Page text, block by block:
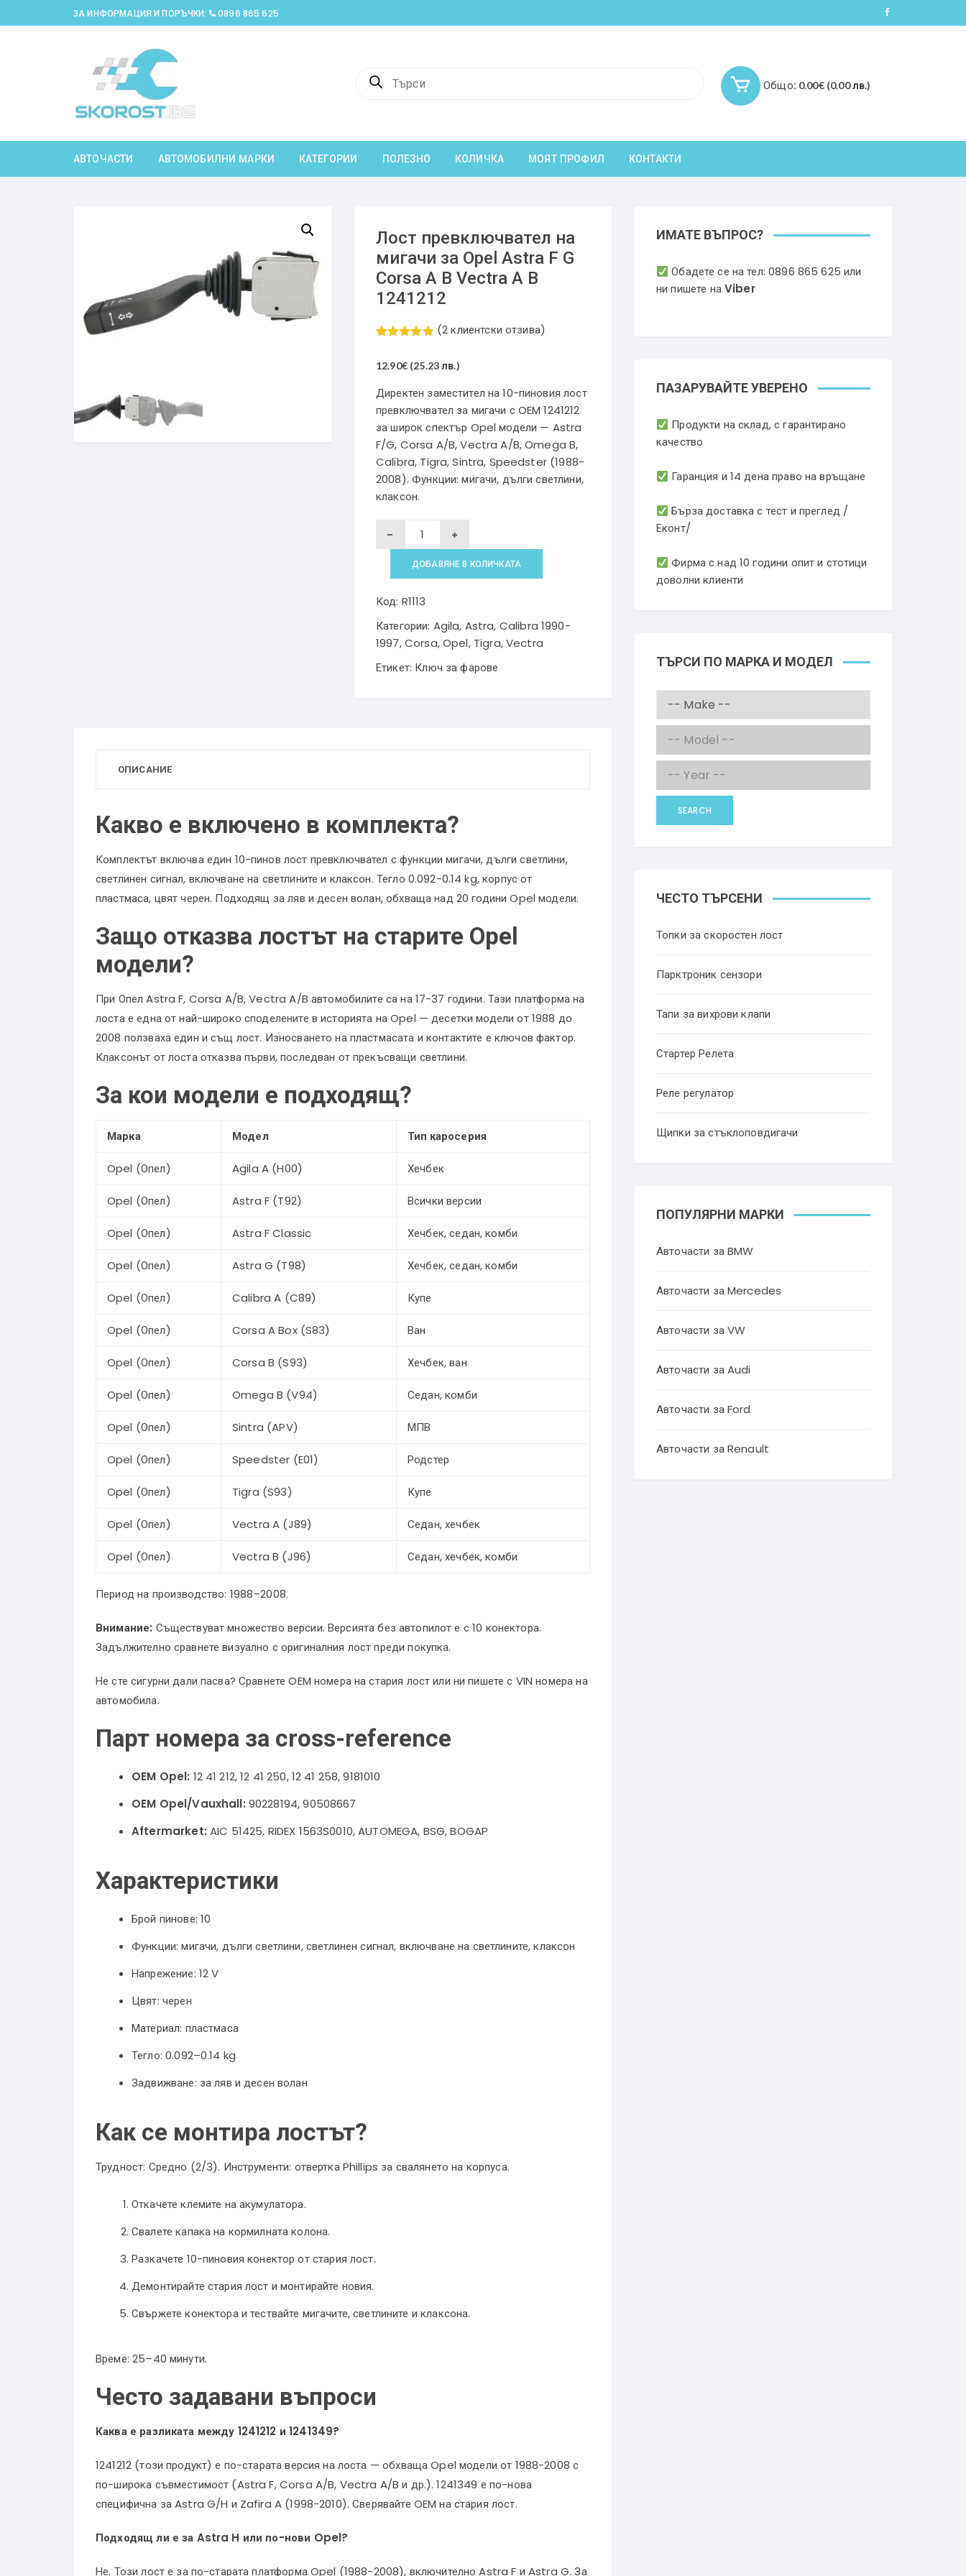
to
ЗА ИНФОРМАЦИЯ И ПОРЪЧКИ: 0896 865 625
Products
Общо: 0.00€ (0.00 лв.)
АВТОЧАСТИ АВТОМОБИЛНИ МАРКИ КАТЕГОРИИ ПОЛЕЗНО КОЛИЧКА МОЯТ ПРОФИЛ КОНТАКТИ
Лост превключвател на
мигачи за Opel Astra F G
Corsa A B Vectra A B
1241212
базирано
потребител
ски оценки
(2клиентски отзива)
12.90€ (25.23 лв.)
Директен заместител на 10-пиновия лост
превключвател за мигачи с OEM 1241212
за широк спектър Opel модели — Astra
F/G, Corsa A/B, Vectra A/B, Omega B,
Calibra, Tigra, Sintra, Speedster (1988-
2008). Функции: мигачи, дълги светлини,
клаксон.
количество
за
Лост
превключвател
мигачи
Vectra
B
1241212
ДОБАВЯНЕ В КОЛИЧКАТА
Код: R1113
Категории: Agila, Astra, Calibra 1990-
1997,Corsa,Opel, Tigra,Vectra
Етикет: Ключ за фарове
ОПИСАНИЕ
Какво е включено в комплекта?
Комплектът включва един 10-пинов лост превключвател с функции мигачи, дълги светлини,
светлинен сигнал, включване на светлините и клаксон. Тегло 0.092-0.14 kg, корпус от
пластмаса, цвят черен. Подходящ за ляв и десен волан, обхваща над 20 години Opel модели.
Защо отказва лостът на старите Opel
модели?
При Опел Astra F, Corsa A/B, Vectra A/B автомобилите са на 17-37 години. Тази платформа на
лоста е една от най-широко споделените в историята на Opel — десетки модели от 1988 до
2008 ползваха един и същ лост. Износването на пластмасата и контактите е ключов фактор.
Клаксонът от лоста отказва първи, последван от прекъсващи светлини.
За кои модели е подходящ?
Марка Модел Тип каросерия
Opel (Опел) Agila A (H00) Хечбек
Opel (Опел) Astra F (T92) Всички версии
Opel (Опел) Astra F Classic Хечбек, седан, комби
Opel (Опел) Astra G (T98) Хечбек, седан, комби
Opel (Опел) Calibra A (C89) Купе
Opel (Опел) Corsa A Box (S83) Ван
Opel (Опел) Corsa B (S93) Хечбек, ван
Opel (Опел) Omega B (V94) Седан, комби
Opel (Опел) Sintra (APV) МПВ
Opel (Опел) Speedster (E01) Родстер
Opel (Опел) Tigra (S93) Купе
Opel (Опел) Vectra A (J89) Седан, хечбек
Opel (Опел) Vectra B (J96) Седан, хечбек, комби
Период на производство: 1988–2008.
Внимание: Съществуват множество версии. Версията без автопилот е с 10 конектора.
Задължително сравнете визуално с оригиналния лост преди покупка.
Не сте сигурни дали пасва? Сравнете OEM номера на стария лост или ни пишете с VIN номера на
автомобила.
Парт номера за cross-reference
OEM Opel: 12 41 212, 12 41 250, 12 41 258, 9181010
OEM Opel/Vauxhall: 90228194, 90508667
Aftermarket: AIC 51425, RIDEX 1563S0010, AUTOMEGA, BSG, BOGAP
Характеристики
Брой пинове: 10
Функции: мигачи, дълги светлини, светлинен сигнал, включване на светлините, клаксон
Напрежение: 12 V
Цвят: черен
Материал: пластмаса
Тегло: 0.092–0.14 kg
Задвижване: за ляв и десен волан
Как се монтира лостът?
Трудност: Средно (2/3). Инструменти: отвертка Phillips за свалянето на корпуса.
Откачете клемите на акумулатора.
Свалете капака на кормилната колона.
Разкачете 10-пиновия конектор от стария лост.
Демонтирайте стария лост и монтирайте новия.
Свържете конектора и тествайте мигачите, светлините и клаксона.
Време: 25–40 минути.
Често задавани въпроси
Каква е разликата между 1241212 и 1241349?
1241212 (този продукт) е по-старата версия на лоста — обхваща Opel модели от 1988-2008 с
по-широка съвместимост (Astra F, Corsa A/B, Vectra A/B и др.). 1241349 е по-нова
специфична за Astra G/H и Zafira A (1998-2010). Сверявайте OEM на стария лост.
Подходящ ли е за Astra H или по-нови Opel?
Не. Този лост е за по-старата платформа Opel (1988-2008), включително Astra F и Astra G. За
ИМАТЕ ВЪПРОС?
Обадете се на тел:0896 865 625 или
ни пишете наViber
ПАЗАРУВАЙТЕ УВЕРЕНО
Продукти на склад, с гарантирано
качество
Гаранция и 14 дена право на връщане
Бърза доставка с тест и преглед /
Еконт/
Фирма с над 10 години опит и стотици
доволни клиенти
ТЪРСИ ПО МАРКА И МОДЕЛ
SEARCH
ЧЕСТО ТЪРСЕНИ
Топки за скоростен лост
Парктроник сензори
Тапи за вихрови клапи
Стартер Релета
Реле регулатор
Щипки за стъклоповдигачи
ПОПУЛЯРНИ МАРКИ
Авточасти за BMW
Авточасти за Mercedes
Авточасти за VW
Авточасти за Audi
Авточасти за Ford
Авточасти за Renault